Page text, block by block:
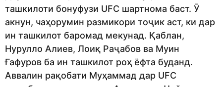
ташкилоти бонуфузи UFC шартнома баст. Ӯ
акнун, чаҳорумин размикори тоҷик аст, ки дар
ин ташкилот баромад мекунад. Қаблан,
Нурулло Алиев, Лоиқ Раҷабов ва Муин
Ғафуров ба ин ташкилот роҳ ёфта буданд.
Аввалин рақобати Муҳаммад дар UFC